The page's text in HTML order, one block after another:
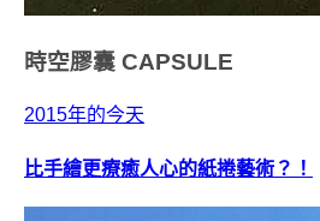
時空膠囊 CAPSULE
2015年的今天
比手繪更療癒人心的紙捲藝術？！